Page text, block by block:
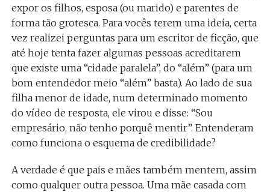
expor os filhos, esposa (ou marido) e parentes de
forma tão grotesca. Para vocês terem uma ideia, certa
vez realizei perguntas para um escritor de ficção, que
até hoje tenta fazer algumas pessoas acreditarem
que existe uma “cidade paralela”, do “além” (para um
bom entendedor meio “além” basta). Ao lado de sua
filha menor de idade, num determinado momento
do vídeo de resposta, ele virou e disse: “Sou
empresário, não tenho porquê mentir”. Entenderam
como funciona o esquema de credibilidade?
A verdade é que pais e mães também mentem, assim
como qualquer outra pessoa. Uma mãe casada com